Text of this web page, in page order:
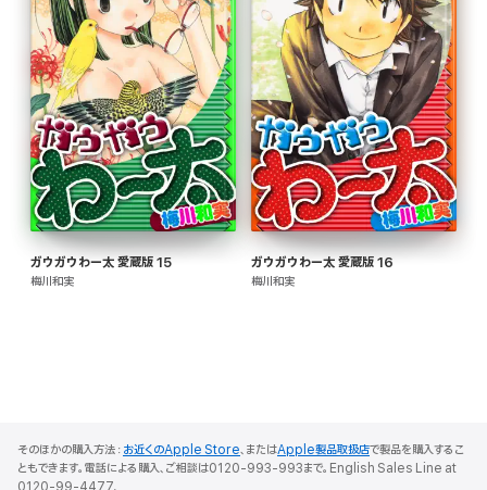
ガウガウわー太 愛蔵版 15
梅川和実
ガウガウわー太 愛蔵版 16
梅川和実
そのほかの購入方法： お近くのApple Store、またはApple製品取扱店で製品を購入するこ
ともできます。電話による購入、ご相談は0120-993-993まで。English Sales Line at